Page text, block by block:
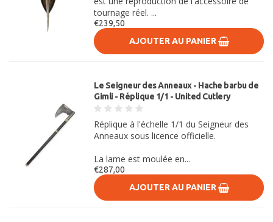
tournage réel. ...
€239,50
AJOUTER AU PANIER
Le Seigneur des Anneaux - Hache barbu de
Gimli - Réplique 1/1 - United Cutlery
Réplique à l'échelle 1/1 du Seigneur des
Anneaux sous licence officielle.
La lame est moulée en...
€287,00
AJOUTER AU PANIER